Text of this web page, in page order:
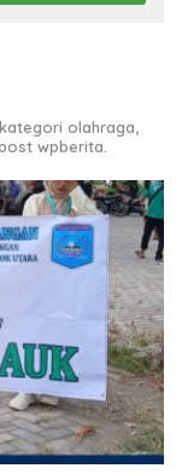
olahraga,
wpberita.